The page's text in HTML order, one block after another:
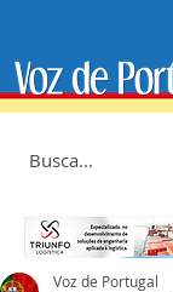
Voz de Portugal